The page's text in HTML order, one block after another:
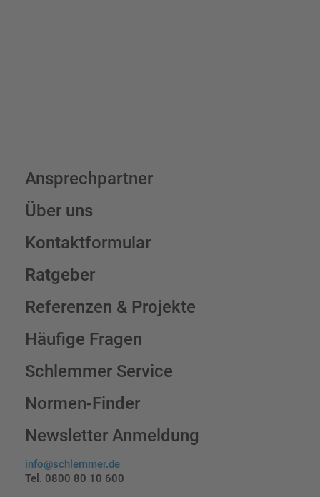
Ansprechpartner
Über uns
Kontaktformular
Ratgeber
Referenzen & Projekte
Häufige Fragen
Schlemmer Service
Normen-Finder
Newsletter Anmeldung
info@schlemmer.de
Tel. 0800 80 10 600